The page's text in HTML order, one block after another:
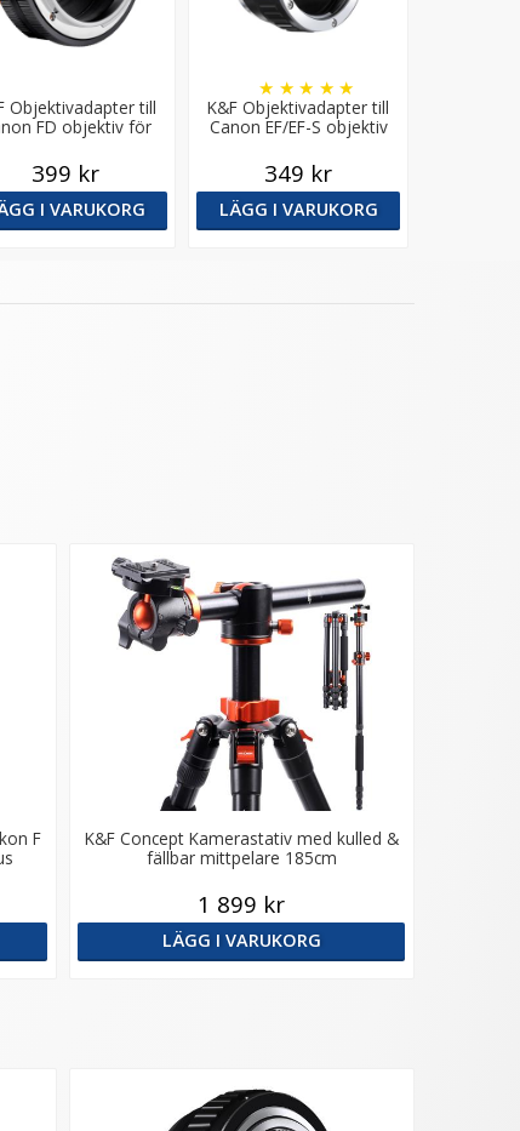
Objektivadapter till
FD objektiv för
4/3 kamerahus
399 kr
I VARUKORG
K&F Objektivadapter till
Canon EF/EF-S objektiv
för Micro 4/3 kamerahus
★ ★ ★ ★ ★
349 kr
LÄGG I VARUKORG
F
K&F Concept Kamerastativ med kulled &
fällbar mittpelare 185cm
1 899 kr
LÄGG I VARUKORG